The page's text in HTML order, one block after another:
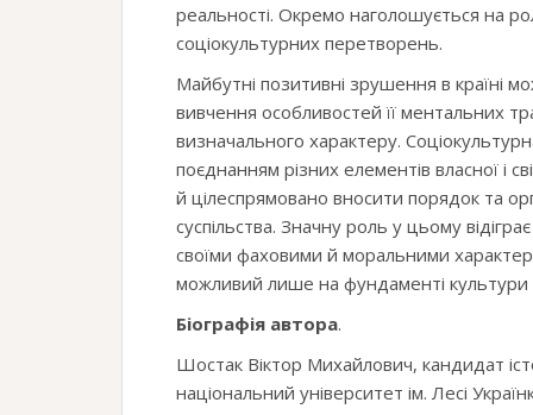
реальності. Окремо наголошується на
соціокультурних перетворень.
Майбутні позитивні зрушення в країні
вивчення особливостей її ментальних
визначального характеру.
поєднанням різних елементів власної і
й цілеспрямовано вносити порядок та
суспільства. Значну роль у цьому
своїми фаховими й моральними
можливий лише на фундаменті культури
Біографія автора.
Шостак Віктор Михайлович, кандидат
національний університет ім. Лесі